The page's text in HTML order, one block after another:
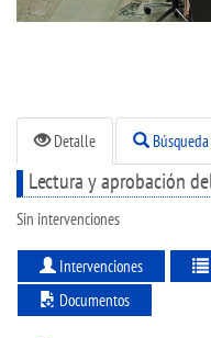
Detalle Búsqueda
Sin intervenciones
Intervenciones
Documentos